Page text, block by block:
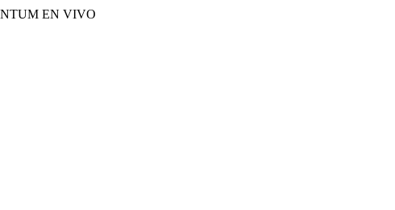
EN VIVO